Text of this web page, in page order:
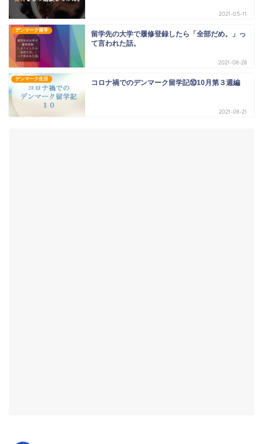
2021-05-11
デンマーク留学
留学先の大学で履修登録したら「全部だめ。」っ
て言われた話。
2021-08-28
デンマーク生活 コロナ禍でのデンマーク留学記⑩10月第３週編
2021-08-21